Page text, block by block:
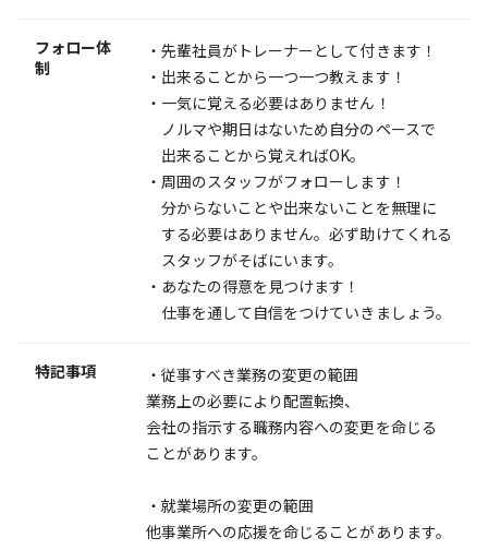
フォロー体
制
・先輩社員がトレーナーとして付きます！
・出来ることから一つ一つ教えます！
・一気に覚える必要はありません！
ノルマや期日はないため自分のペースで
出来ることから覚えればOK。
・周囲のスタッフがフォローします！
分からないことや出来ないことを無理に
する必要はありません。必ず助けてくれる
スタッフがそばにいます。
・あなたの得意を見つけます！
仕事を通して自信をつけていきましょう。
特記事項
・従事すべき業務の変更の範囲
業務上の必要により配置転換、
会社の指示する職務内容への変更を命じる
ことがあります。
・就業場所の変更の範囲
他事業所への応援を命じることがあります。